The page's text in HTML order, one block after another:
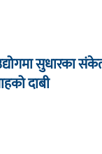
उद्योगमा सुधारका
दाबी